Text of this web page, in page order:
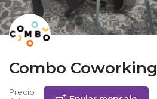
Combo Coworking
Precio